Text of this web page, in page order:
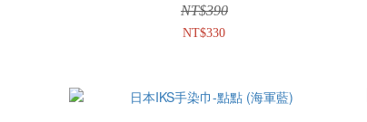
NT$390
NT$330